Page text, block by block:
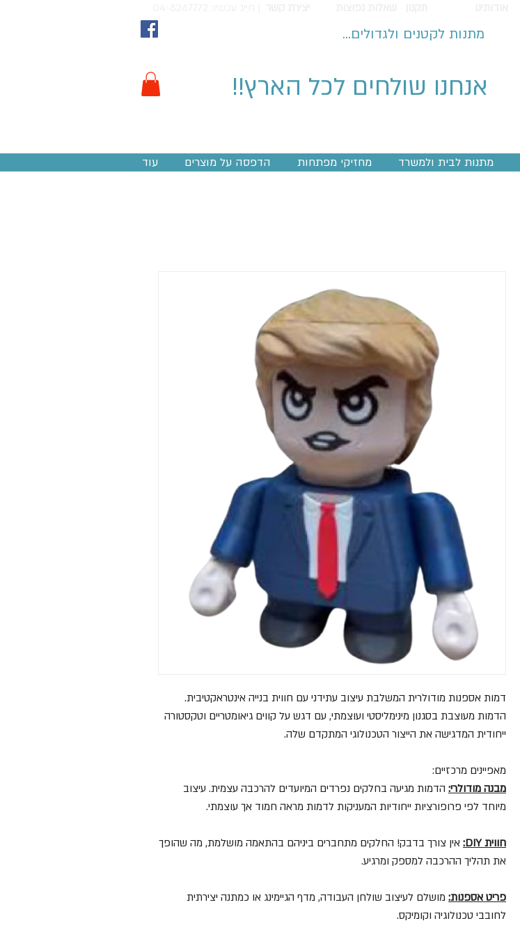
מתנות לקטנים ולגדולים...
אנחנו שולחים לכל הארץ!!
מתנות לבית ולמשרד מחזיקי מפתחות הדפסה על מוצרים עוד
דמות אספנות מודולרית המשלבת עיצוב עתידני עם חווית בנייה אינטראקטיבית.
הדמות מעוצבת בסגנון מינימליסטי ועוצמתי, עם דגש על קווים גיאומטריים וטקסטורה
ייחודית המדגישה את הייצור הטכנולוגי המתקדם שלה.
מאפיינים מרכזיים:
מבנה מודולרי: הדמות מגיעה בחלקים נפרדים המיועדים להרכבה עצמית. עיצוב
מיוחד לפי פרופורציות ייחודיות המעניקות לדמות מראה חמוד אך עוצמתי.
חווית DIY:
אין צורך בדבק! החלקים מתחברים ביניהם בהתאמה מושלמת, מה שהופך
את תהליך ההרכבה למספק ומרגיע.
פריט אספנות: מושלם לעיצוב שולחן העבודה, מדף הגיימינג או כמתנה יצירתית
לחובבי טכנולוגיה וקומיקס.